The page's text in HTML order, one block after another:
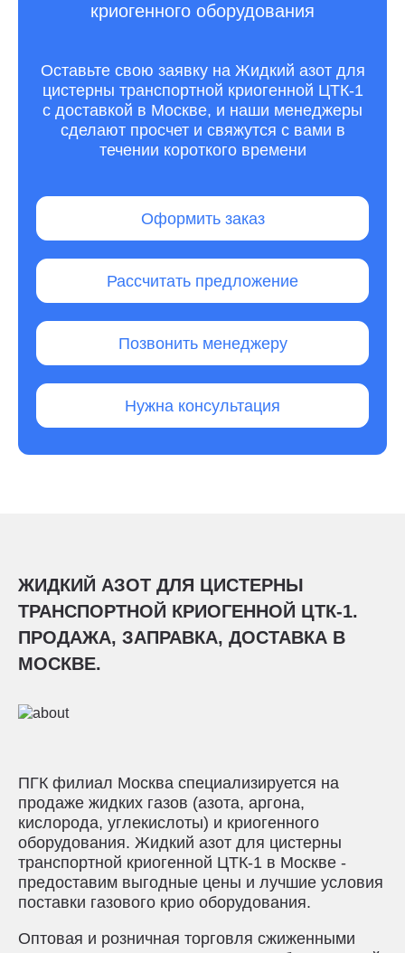
криогенного оборудования
Оставьте свою заявку на Жидкий азот для
цистерны транспортной криогенной ЦТК-1
с доставкой в Москве, и наши менеджеры
сделают просчет и свяжутся с вами в
течении короткого времени
Оформить заказ
Рассчитать предложение
Позвонить менеджеру
Нужна консультация
ЖИДКИЙ АЗОТ ДЛЯ ЦИСТЕРНЫ
ТРАНСПОРТНОЙ КРИОГЕННОЙ ЦТК-1.
ПРОДАЖА, ЗАПРАВКА, ДОСТАВКА В
МОСКВЕ.
ПГК филиал Москва специализируется на
продаже жидких газов (азота, аргона,
кислорода, углекислоты) и криогенного
оборудования. Жидкий азот для цистерны
транспортной криогенной ЦТК-1 в Москве -
предоставим выгодные цены и лучшие условия
поставки газового крио оборудования.
Оптовая и розничная торговля сжиженными